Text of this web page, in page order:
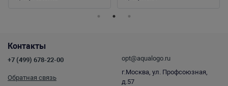
Контакты
+7 (499) 678-22-00
Обратная связь
opt@aqualogo.ru
г.Москва, ул. Профсоюзная,
д.57